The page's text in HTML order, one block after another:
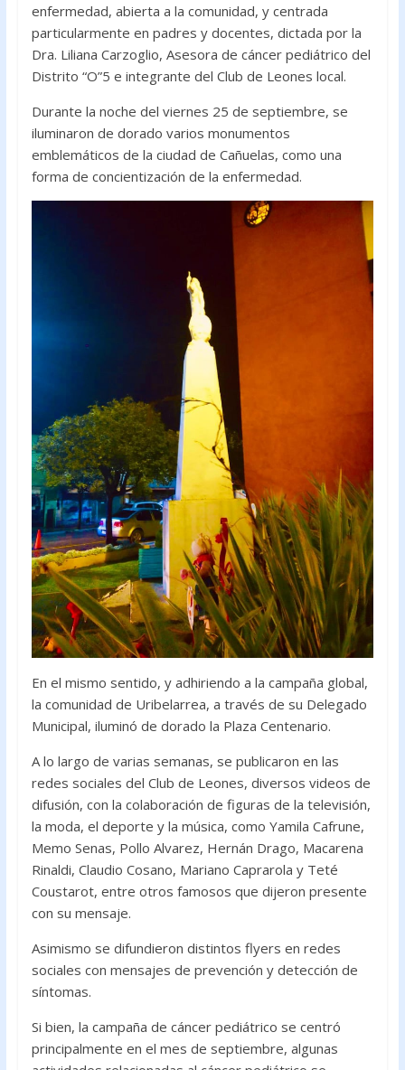
enfermedad, abierta a la comunidad, y centrada
particularmente en padres y docentes, dictada por la
Dra. Liliana Carzoglio, Asesora de cáncer pediátrico del
Distrito “O”5 e integrante del Club de Leones local.
Durante la noche del viernes 25 de septiembre, se
iluminaron de dorado varios monumentos
emblemáticos de la ciudad de Cañuelas, como una
forma de concientización de la enfermedad.
En el mismo sentido, y adhiriendo a la campaña global,
la comunidad de Uribelarrea, a través de su Delegado
Municipal, iluminó de dorado la Plaza Centenario.
A lo largo de varias semanas, se publicaron en las
redes sociales del Club de Leones, diversos videos de
difusión, con la colaboración de figuras de la televisión,
la moda, el deporte y la música, como Yamila Cafrune,
Memo Senas, Pollo Alvarez, Hernán Drago, Macarena
Rinaldi, Claudio Cosano, Mariano Caprarola y Teté
Coustarot, entre otros famosos que dijeron presente
con su mensaje.
Asimismo se difundieron distintos flyers en redes
sociales con mensajes de prevención y detección de
síntomas.
Si bien, la campaña de cáncer pediátrico se centró
principalmente en el mes de septiembre, algunas